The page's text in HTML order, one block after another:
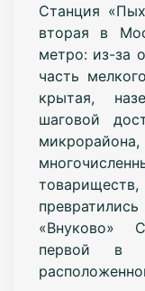
Станция
вторая в
метро: из-за
часть
крытая,
шаговой
«Внуково»
первой в